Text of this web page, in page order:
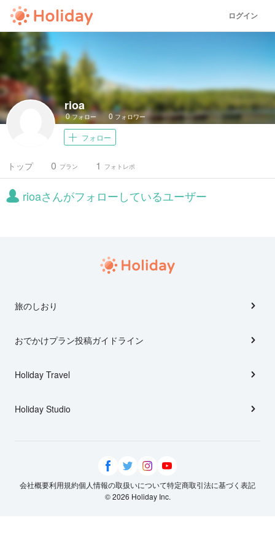
ログイン
rioa
0フォロー 0 フォロワー
フォロー
トップ プラン
0 フォトレポ
1
rioaさんがフォローしているユーザー
旅のしおり
おでかけプラン投稿ガイドライン
Holiday Travel
Holiday Studio
会社概要利用規約個人情報の取扱いについて特定商取引法に基づく表記
© 2026 Holiday Inc.